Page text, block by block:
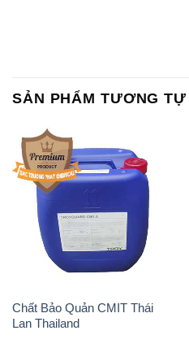
SẢN PHẨM TƯƠNG TỰ
Chất Bảo Quản CMIT Thái
Lan Thailand